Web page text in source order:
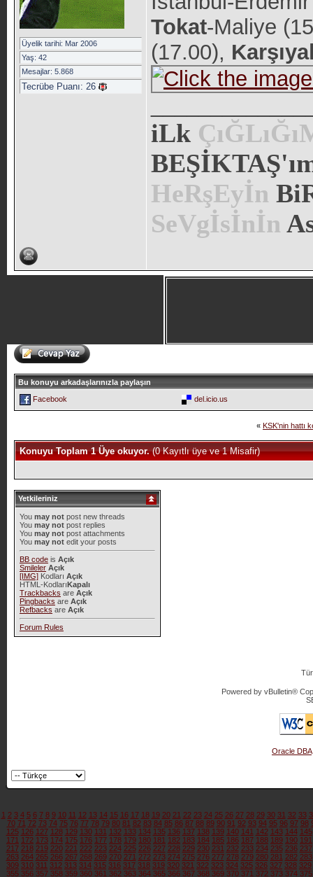
Üyelik tarihi: Mar 2006
Yaş: 42
Mesajlar: 5.868
Tecrübe Puanı: 26
Tokat-Maliye
(17.00),
iLk
HeRşEyİn
SeVgİsİnİn
Bu konuyu arkadaşlarınızla paylaşın
Facebook
del.icio.us
« KSK'nin hattı
Konuyu Toplam 1 Üye okuyor.(0 Kayıtlı üye ve 1 Misafir)
Yetkileriniz
You may notpost new threads
You may notpost replies
You may notpost attachments
You may notedit your posts
BB codeis Açık
Smileler Açık
[IMG]Kodları Açık
HTML-KodlarıKapalı
Trackbacks are Açık
Pingbacks are Açık
Refbacks are Açık
Forum Rules
Powered by vBulletin®
Oracle DBA
1 2 3 4 5 6 7 8 9 10 11 12 13 14 15 16 17 18 19 20 21 22 23 24 25 26 27 28 29 30 31 32 33
70 71 72 73 74 75 76 77 78 79 80 81 82 83 84 85 86 87 88 89 90 91 92 93 94 95 96 97 98
125 126 127 128 129 130 131 132 133 134 135 136 137 138 139 140 141 142 143 144 145
171 172 173 174 175 176 177 178 179 180 181 182 183 184 185 186 187 188 189 190 191
217 218 219 220 221 222 223 224 225 226 227 228 229 230 231 232 233 234 235 236 237
263 264 265 266 267 268 269 270 271 272 273 274 275 276 277 278 279 280 281 282 283
309 310 311 312 313 314 315 316 317 318 319 320 321 322 323 324 325 326 327 328 329
355 356 357 358 359 360 361 362 363 364 365 366 367 368 369 370 371 372 373 374 375